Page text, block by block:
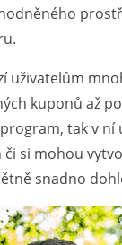
uživatelům
kuponů až
tak v ní
si mohou
snadno